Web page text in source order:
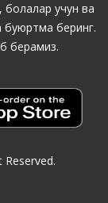
болалар учун ва
буюртма беринг.
берамиз.
Reserved.